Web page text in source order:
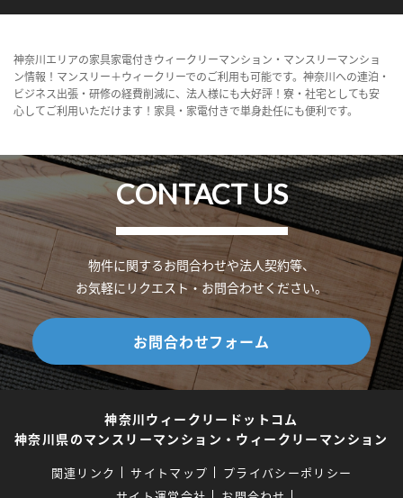
神奈川エリアの家具家電付きウィークリーマンション・マンスリーマンショ
ン情報！マンスリー＋ウィークリーでのご利用も可能です。神奈川への連泊・
ビジネス出張・研修の経費削減に、法人様にも大好評！寮・社宅としても安
心してご利用いただけます！家具・家電付きで単身赴任にも便利です。
CONTACT US
物件に関するお問合わせや法人契約等、
お気軽にリクエスト・お問合わせください。
お問合わせフォーム
神奈川ウィークリードットコム
神奈川県のマンスリーマンション・ウィークリーマンション
関連リンク サイトマップ
プライバシーポリシー